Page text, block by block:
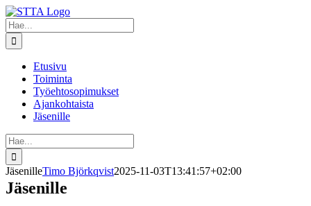
Skip
to
content
Etsi
...
Etusivu
Toiminta
Työehtosopimukset
Ajankohtaista
Jäsenille
Etsi
...
JäsenilleTimo Björkqvist2025-11-03T13:41:57+02:00
Jäsenille